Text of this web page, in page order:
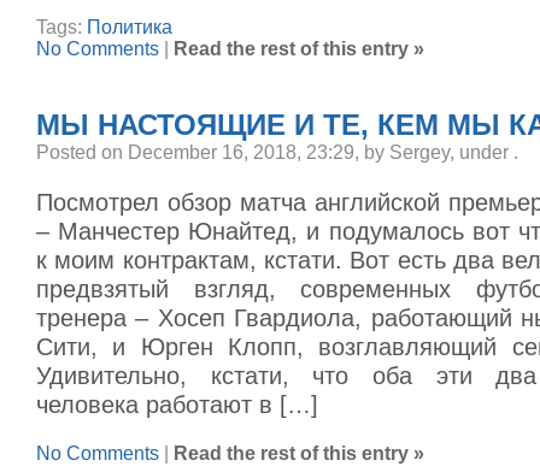
Tags: Политика
No Comments
Read the rest of this entry »
МЫ НАСТОЯЩИЕ И ТЕ, КЕМ МЫ
Posted on December 16, 2018, 23:29, by Sergey, under .
Посмотрел обзор матча английской
– Манчестер Юнайтед, и подумалось вот
к моим контрактам, кстати. Вот есть два
предвзятый взгляд, современных
тренера – Хосеп Гвардиола, работающий
Сити, и Юрген Клопп, возглавляющий
Удивительно, кстати, что оба эти два
человека работают в […]
No Comments Read the rest of this entry »